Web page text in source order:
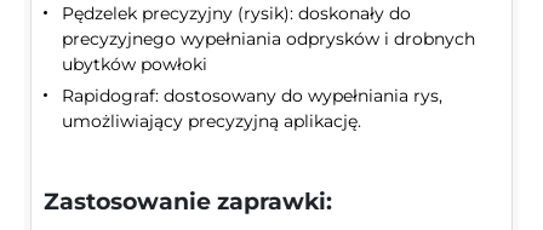
Pędzelek precyzyjny (rysik): doskonały do
precyzyjnego wypełniania odprysków i drobnych
ubytków powłoki
Rapidograf: dostosowany do wypełniania rys,
umożliwiający precyzyjną aplikację.
Zastosowanie zaprawki: